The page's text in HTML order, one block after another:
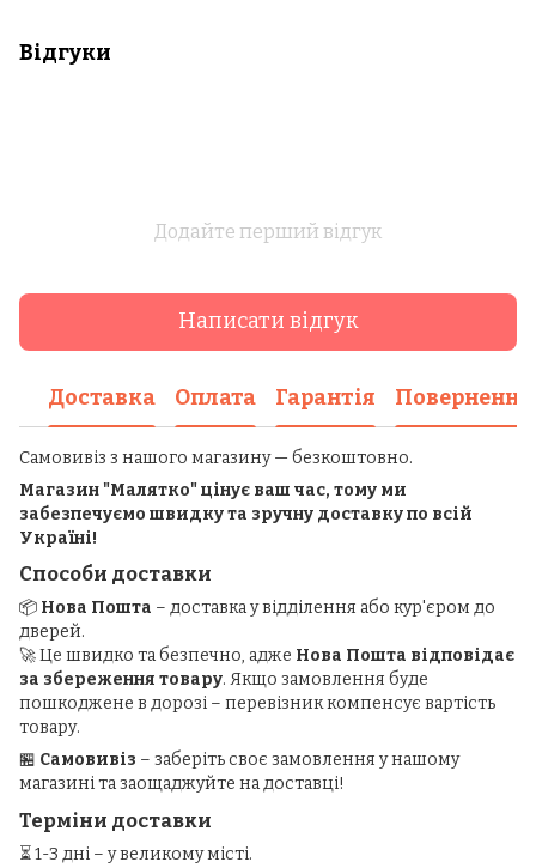
Відгуки
Додайте перший відгук
Написати відгук
Доставка Оплата Гарантія Повернення
Самовивіз з нашого магазину — безкоштовно.
Магазин "Малятко" цінує ваш час, тому ми
забезпечуємо швидку та зручну доставку по всій
Україні!
Способи доставки
📦 Нова Пошта – доставка у відділення або кур'єром до
дверей.
🚀 Це швидко та безпечно, адже Нова Пошта відповідає
за збереження товару. Якщо замовлення буде
пошкоджене в дорозі – перевізник компенсує вартість
товару.
🏪 Самовивіз – заберіть своє замовлення у нашому
магазині та заощаджуйте на доставці!
Терміни доставки
⏳ 1-3 дні – у великому місті.